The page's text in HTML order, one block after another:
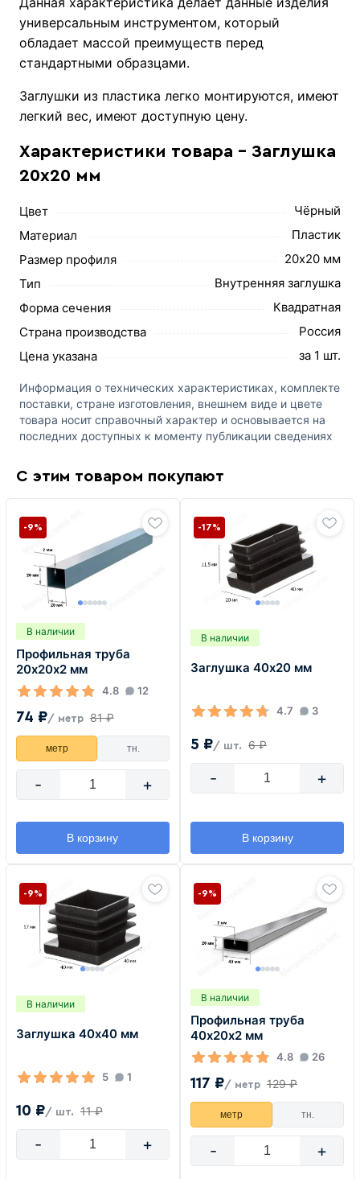
универсальным инструментом, который
обладает массой преимуществ перед
стандартными образцами.
Заглушки из пластика легко монтируются, имеют
легкий вес, имеют доступную цену.
Характеристики товара - Заглушка
20х20 мм
Цвет
Чёрный
Материал
Пластик
Размер профиля
20х20 мм
Тип
Внутренняя заглушка
Форма сечения
Квадратная
Страна производства
Россия
Цена указана
за 1 шт.
Информация о технических характеристиках, комплекте
поставки, стране изготовления, внешнем виде и цвете
товара носит справочный характер и основывается на
последних доступных к моменту публикации сведениях
С этим товаром покупают
В наличии
Профильная труба
20х20х2 мм
4.8 12
74 ₽/ метр 81 ₽
-9%
метр тн.
- +
В корзину
В наличии
Заглушка 40х20 мм
4.7 3
5 ₽/ шт. 6 ₽
-17%
- +
В корзину
В наличии
Заглушка 40х40 мм
5 1
10 ₽/ шт. 11 ₽
-9%
- +
В наличии
Профильная труба
40х20х2 мм
4.8 26
117 ₽/ метр 129 ₽
-9%
метр тн.
- +